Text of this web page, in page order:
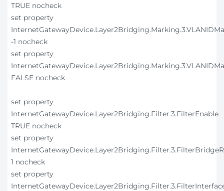
TRUE nocheck
set property
-1 nocheck
set property
FALSE nocheck
set property
InternetGatewayDevice.Layer2Bridging.Filter.3.FilterEnable
TRUE nocheck
set property
1 nocheck
set property